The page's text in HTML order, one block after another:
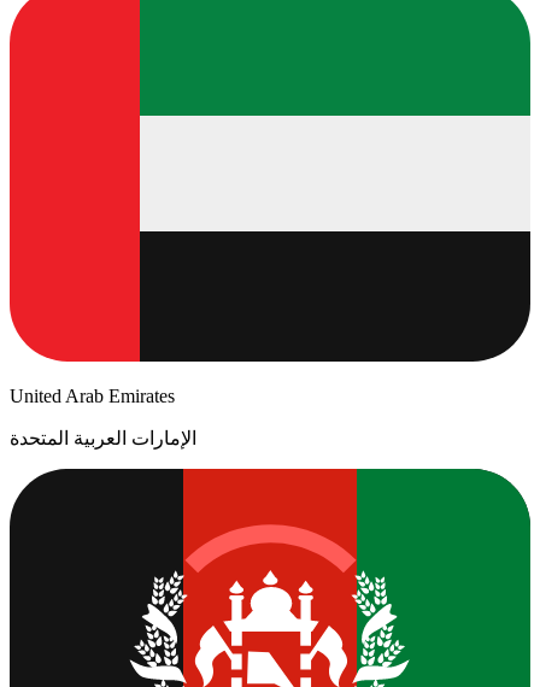
United Arab Emirates
الإمارات العربية المتحدة